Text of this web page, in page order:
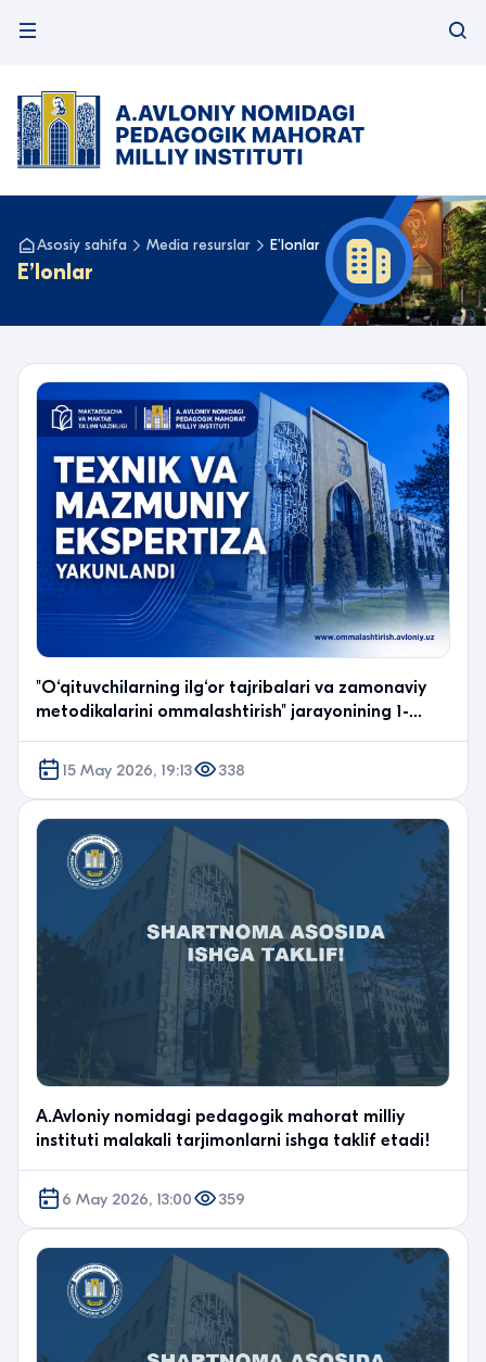
Asosiy sahifa Media resurslar Eʼlonlar
Eʼlonlar
"O‘qituvchilarning ilg‘or tajribalari va zamonaviy
metodikalarini ommalashtirish" jarayonining 1-
15 May 2026, 19:13
338
A.Avloniy nomidagi pedagogik mahorat milliy
instituti malakali tarjimonlarni ishga taklif etadi!
6 May 2026, 13:00 359